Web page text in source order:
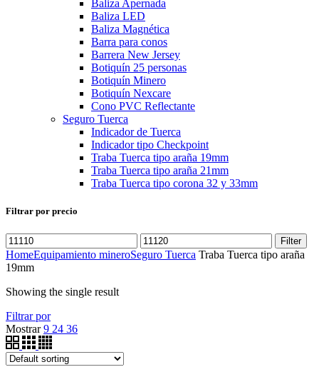
Baliza Apernada
Baliza LED
Baliza Magnética
Barra para conos
Barrera New Jersey
Botiquín 25 personas
Botiquín Minero
Botiquín Nexcare
Cono PVC Reflectante
Seguro Tuerca
Indicador de Tuerca
Indicador tipo Checkpoint
Traba Tuerca tipo araña 19mm
Traba Tuerca tipo araña 21mm
Traba Tuerca tipo corona 32 y 33mm
Filtrar por precio
Filter
HomeEquipamiento mineroSeguro Tuerca Traba Tuerca tipo araña
19mm
Showing the single result
Filtrar por
Mostrar9 24 36